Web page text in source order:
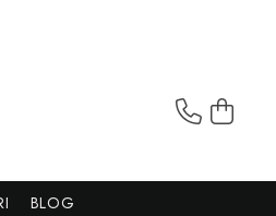
BLOG